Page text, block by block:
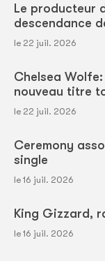
Le producteur
descendance
le 22 juil. 2026
Chelsea
nouveau titre
le 22 juil. 2026
Ceremony
single
le 16 juil. 2026
King Gizzard,
le 16 juil. 2026